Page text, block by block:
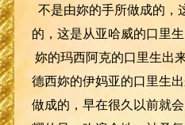
不是由妳的手所做成的，
的，这是从亚哈威的口里
妳的玛西阿克的口里生出
德西妳的伊妈亚的口里生
做成的，早在很久以前就